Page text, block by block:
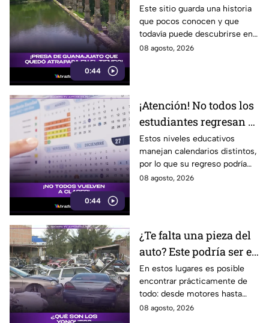
0:44
haberse quedado
atrapada en el tiempo;
¿cuál es?
Este sitio guarda una historia
que pocos conocen y que
todavía puede descubrirse en
Guanajuato.
08 agosto, 2026
0:44
¡Atención! No todos los
estudiantes regresan a
clases; este es el
calendario escolar
2026-2027; ¿afectará a
Guanajuato?
Estos niveles educativos
manejan calendarios distintos,
por lo que su regreso podría
ser antes o después.
08 agosto, 2026
¿Te falta una pieza del
auto? Este podría ser el
lugar ideal para los
automovilistas
En estos lugares es posible
encontrar prácticamente de
todo: desde motores hasta
transmisores.
08 agosto, 2026